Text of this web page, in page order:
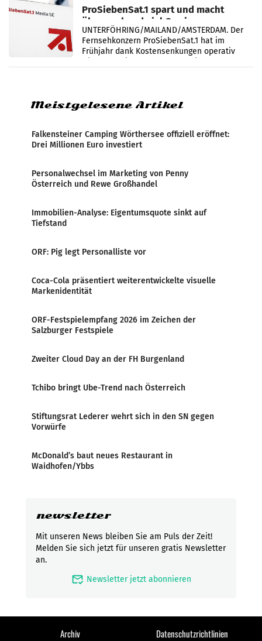
ProSiebenSat.1 spart und macht
überraschend viel Gewinn
UNTERFÖHRING/MAILAND/AMSTERDAM. Der
Fernsehkonzern ProSiebenSat.1 hat im
Frühjahr dank Kostensenkungen operativ
Meistgelesene Artikel
Falkensteiner Camping Wörthersee offiziell eröffnet:
Drei Millionen Euro investiert
Personalwechsel im Marketing von Penny
Österreich und Rewe Großhandel
Immobilien-Analyse: Eigentumsquote sinkt auf
Tiefstand
ORF: Pig legt Personalliste vor
Coca-Cola präsentiert weiterentwickelte visuelle
Markenidentität
ORF-Festspielempfang 2026 im Zeichen der
Salzburger Festspiele
Zweiter Cloud Day an der FH Burgenland
Tchibo bringt Ube-Trend nach Österreich
Stiftungsrat Lederer wehrt sich in den SN gegen
Vorwürfe
McDonald’s baut neues Restaurant in
Waidhofen/Ybbs
newsletter
Mit unseren News bleiben Sie am Puls der Zeit!
Melden Sie sich jetzt für unseren gratis Newsletter
an.
mark_email_read Newsletter jetzt abonnieren
Archiv Datenschutzrichtlinien